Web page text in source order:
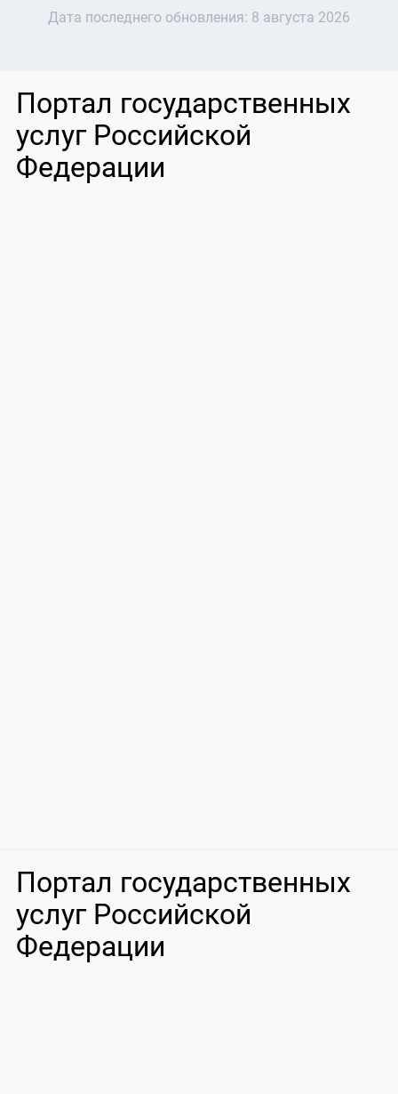
Дата последнего обновления: 8 августа 2026
Портал государственных
услуг Российской
Федерации
Портал государственных
услуг Российской
Федерации